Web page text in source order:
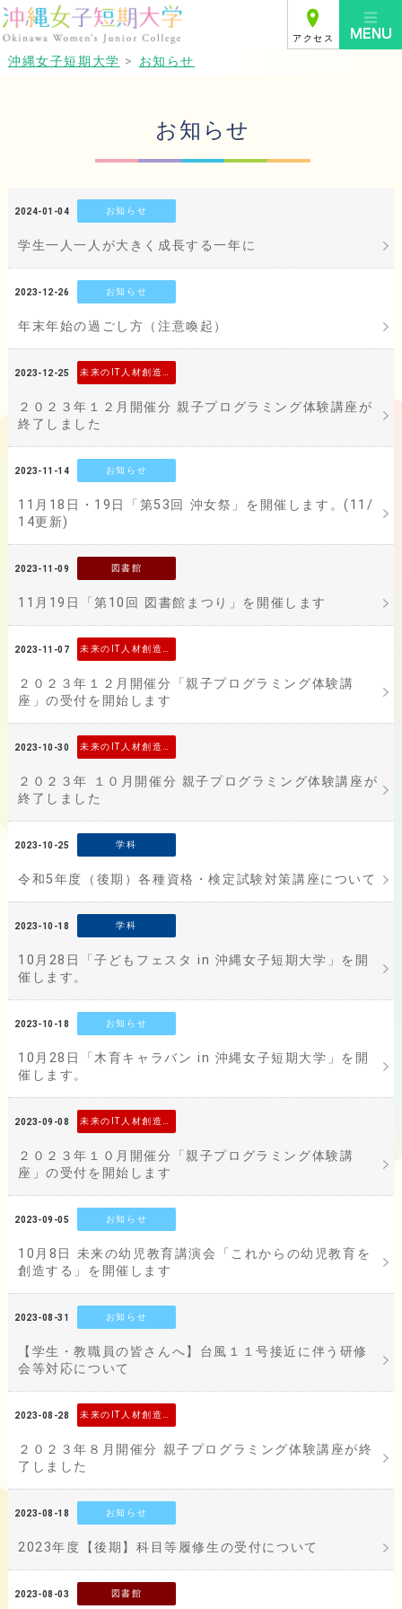
アクセス
沖縄女子短期大学 > お知らせ
お知らせ
2024-01-04 お知らせ
学生一人一人が大きく成長する一年に
2023-12-26 お知らせ
年末年始の過ごし方（注意喚起）
2023-12-25
２０２３年１２月開催分 親子プログラミング体験講座が
終了しました
2023-11-14 お知らせ
11月18日・19日「第53回 沖女祭」を開催します。(11/
14更新)
2023-11-09 図書館
11月19日「第10回 図書館まつり」を開催します
2023-11-07
２０２３年１２月開催分「親子プログラミング体験講
座」の受付を開始します
2023-10-30
２０２３年 １０月開催分 親子プログラミング体験講座が
終了しました
2023-10-25 学科
令和5年度（後期）各種資格・検定試験対策講座について
2023-10-18 学科
10月28日「子どもフェスタ in 沖縄女子短期大学」を開
催します。
2023-10-18 お知らせ
10月28日「木育キャラバン in 沖縄女子短期大学」を開
催します。
2023-09-08
２０２３年１０月開催分「親子プログラミング体験講
座」の受付を開始します
2023-09-05 お知らせ
10月8日 未来の幼児教育講演会「これからの幼児教育を
創造する」を開催します
2023-08-31 お知らせ
【学生・教職員の皆さんへ】台風１１号接近に伴う研修
会等対応について
2023-08-28
２０２３年８月開催分 親子プログラミング体験講座が終
了しました
2023-08-18 お知らせ
2023年度【後期】科目等履修生の受付について
2023-08-03 図書館